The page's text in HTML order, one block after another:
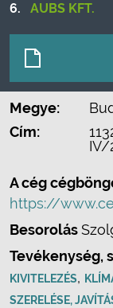
6. AUBS KFT.
Megye:
Cím:
IV/
A cég
https://
Besorolás
Tevékenység,
KIVITELEZÉS,
SZERELÉSE,